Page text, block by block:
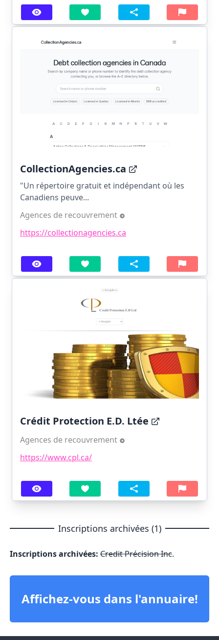
CollectionAgencies.ca
"Un répertoire gratuit et indépendant où les
Canadiens peuve...
Agences de recouvrement
https://collectionagencies.ca
Crédit Protection E.D. Ltée
Agences de recouvrement
https://www.cpl.ca/
Inscriptions archivées (1)
Inscriptions archivées: Credit Précision Inc.
Affichez-vous dans l'annuaire!